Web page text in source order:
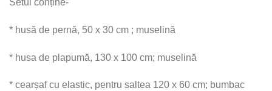
Setul conține-
* husă de pernă, 50 x 30 cm ; muselină
* husa de plapumă, 130 x 100 cm; muselină
* cearșaf cu elastic, pentru saltea 120 x 60 cm; bumbac